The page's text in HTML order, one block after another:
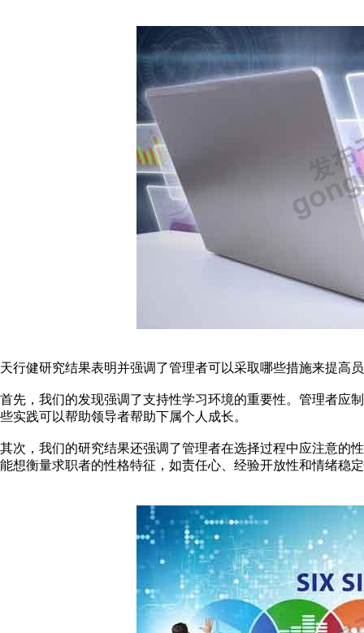
天行健研究结果表明并强调了管理者可以采取哪些措施来提高
首先，我们的发现强调了支持性学习环境的重要性。管理者应
些实践可以帮助领导者帮助下属个人成长。
其次，我们的研究结果还强调了管理者在选择过程中应注意的
能想衡量求职者的性格特征，如责任心、经验开放性和情绪稳